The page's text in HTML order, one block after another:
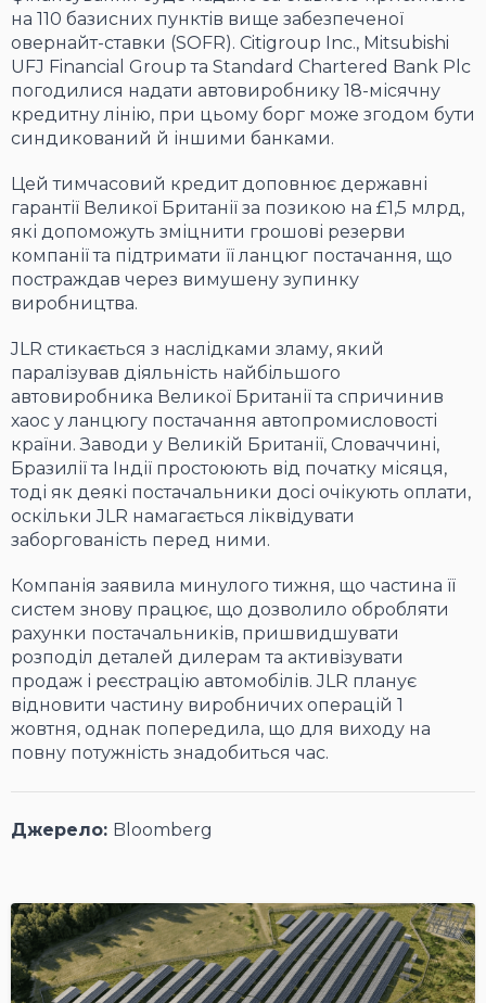
на 110 базисних пунктів вище забезпеченої
овернайт-ставки (SOFR). Citigroup Inc., Mitsubishi
UFJ Financial Group та Standard Chartered Bank Plc
погодилися надати автовиробнику 18-місячну
кредитну лінію, при цьому борг може згодом бути
синдикований й іншими банками.
Цей тимчасовий кредит доповнює державні
гарантії Великої Британії за позикою на £1,5 млрд,
які допоможуть зміцнити грошові резерви
компанії та підтримати її ланцюг постачання, що
постраждав через вимушену зупинку
виробництва.
JLR стикається з наслідками зламу, який
паралізував діяльність найбільшого
автовиробника Великої Британії та спричинив
хаос у ланцюгу постачання автопромисловості
країни. Заводи у Великій Британії, Словаччині,
Бразилії та Індії простоюють від початку місяця,
тоді як деякі постачальники досі очікують оплати,
оскільки JLR намагається ліквідувати
заборгованість перед ними.
Компанія заявила минулого тижня, що частина її
систем знову працює, що дозволило обробляти
рахунки постачальників, пришвидшувати
розподіл деталей дилерам та активізувати
продаж і реєстрацію автомобілів. JLR планує
відновити частину виробничих операцій 1
жовтня, однак попередила, що для виходу на
повну потужність знадобиться час.
Джерело: Bloomberg